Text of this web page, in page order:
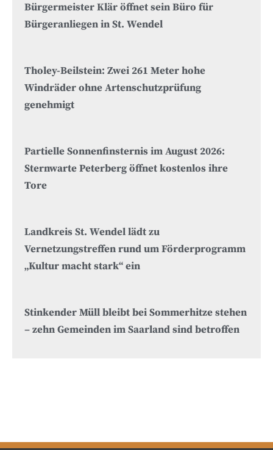
Bürgermeister Klär öffnet sein Büro für
Bürgeranliegen in St. Wendel
Tholey-Beilstein: Zwei 261 Meter hohe
Windräder ohne Artenschutzprüfung
genehmigt
Partielle Sonnenfinsternis im August 2026:
Sternwarte Peterberg öffnet kostenlos ihre
Tore
Landkreis St. Wendel lädt zu
Vernetzungstreffen rund um Förderprogramm
„Kultur macht stark“ ein
Stinkender Müll bleibt bei Sommerhitze stehen
– zehn Gemeinden im Saarland sind betroffen